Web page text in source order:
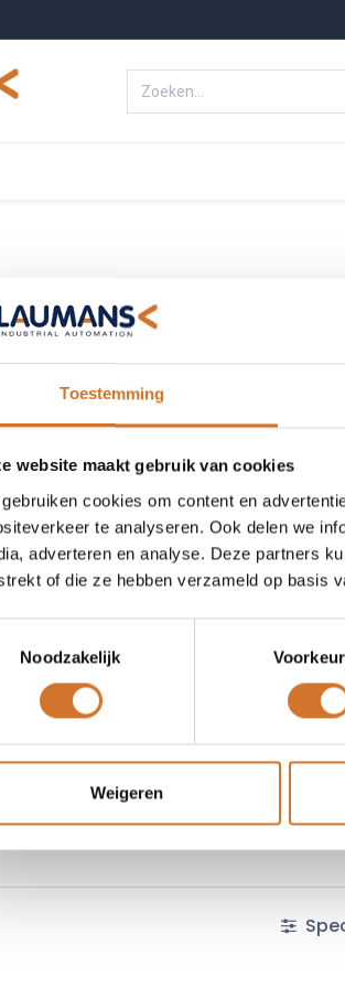
Toestemming
website maakt gebruik van cookies
cookies om content en
te analyseren. Ook delen we
adverteren en analyse. Deze partners
of die ze hebben verzameld op basis
Noodzakelijk
Weigeren